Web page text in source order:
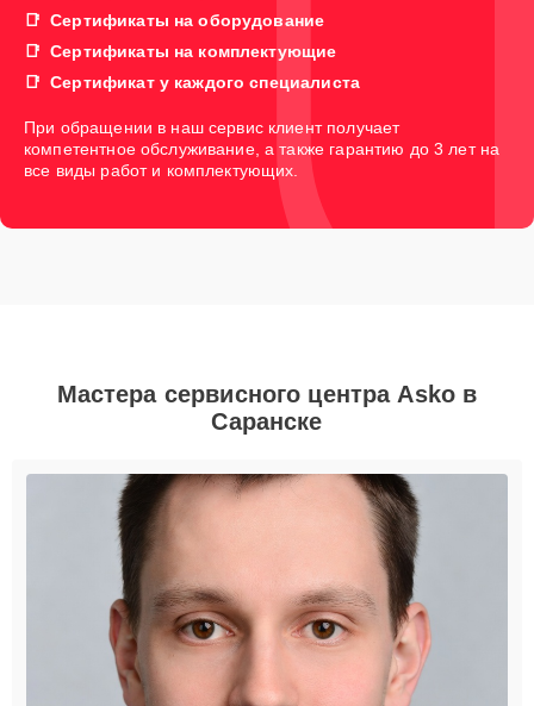
Сертификаты на оборудование
Сертификаты на комплектующие
Сертификат у каждого специалиста
При обращении в наш сервис клиент получает
компетентное обслуживание, а также гарантию до 3 лет на
все виды работ и комплектующих.
Мастера сервисного центра Asko в
Саранске